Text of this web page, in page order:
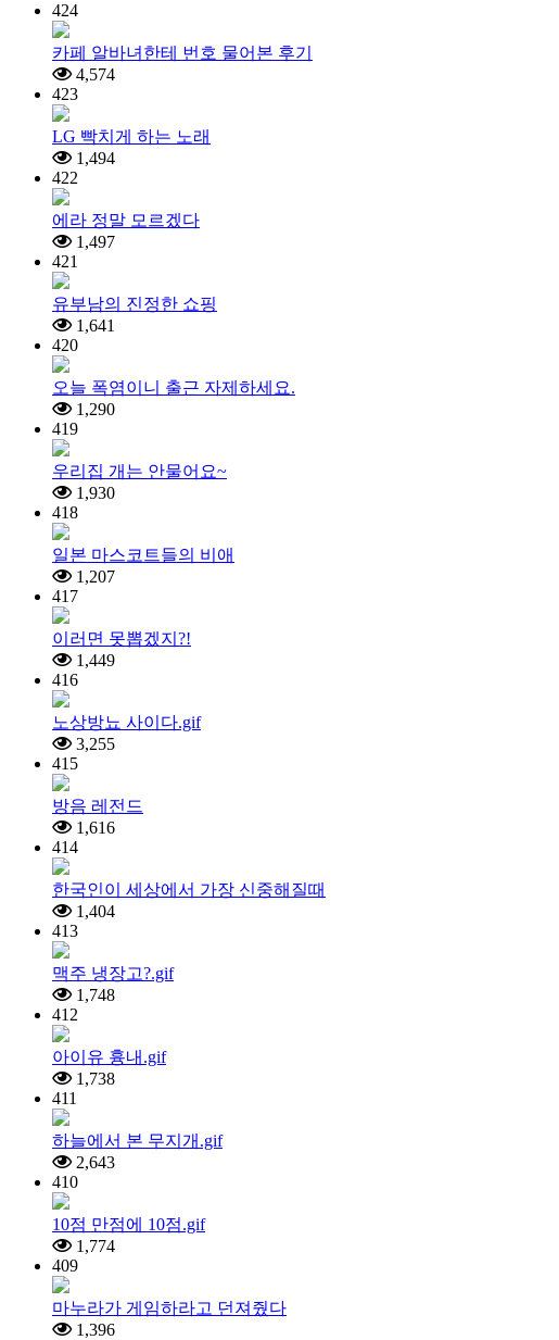
424
카페 알바녀한테 번호 물어본 후기
4,574
423
LG 빡치게 하는 노래
1,494
422
에라 정말 모르겠다
1,497
421
유부남의 진정한 쇼핑
1,641
420
오늘 폭염이니 출근 자제하세요.
1,290
419
우리집 개는 안물어요~
1,930
418
일본 마스코트들의 비애
1,207
417
이러면 못뽑겠지?!
1,449
416
노상방뇨 사이다.gif
3,255
415
방음 레전드
1,616
414
한국인이 세상에서 가장 신중해질때
1,404
413
맥주 냉장고?.gif
1,748
412
아이유 흉내.gif
1,738
411
하늘에서 본 무지개.gif
2,643
410
10점 만점에 10점.gif
1,774
409
마누라가 게임하라고 던져줬다
1,396